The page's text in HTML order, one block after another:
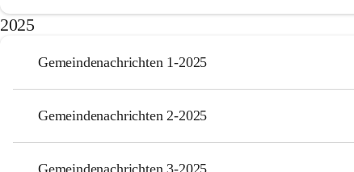
2025
Gemeindenachrichten 1-2025
Gemeindenachrichten 2-2025
Gemeindenachrichten 3-2025